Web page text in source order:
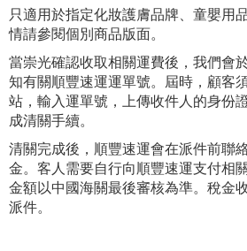
只適用於指定化妝護膚品牌、童嬰用
情請參閱個別商品版面。
當崇光確認收取相關運費後，我們會
知有關順豐速運運單號。屆時，顧客
站，輸入運單號，上傳收件人的身份
成清關手續。
清關完成後，順豐速運會在派件前聯
金。客人需要自行向順豐速運支付相
金額以中國海關最後審核為準。稅金
派件。